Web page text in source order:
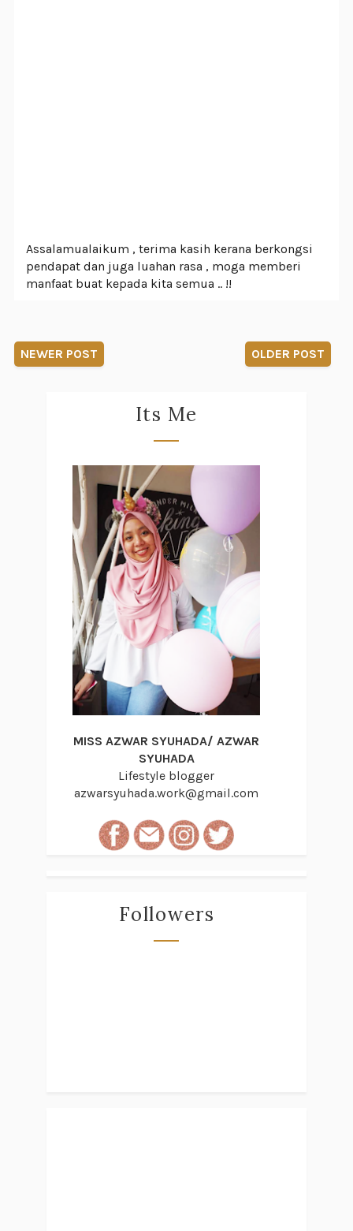
Assalamualaikum , terima kasih kerana berkongsi
pendapat dan juga luahan rasa , moga memberi
manfaat buat kepada kita semua .. !!
NEWER POST OLDER POST
Its Me
MISS AZWAR SYUHADA/ AZWAR
SYUHADA
Lifestyle blogger
azwarsyuhada.work@gmail.com
Followers